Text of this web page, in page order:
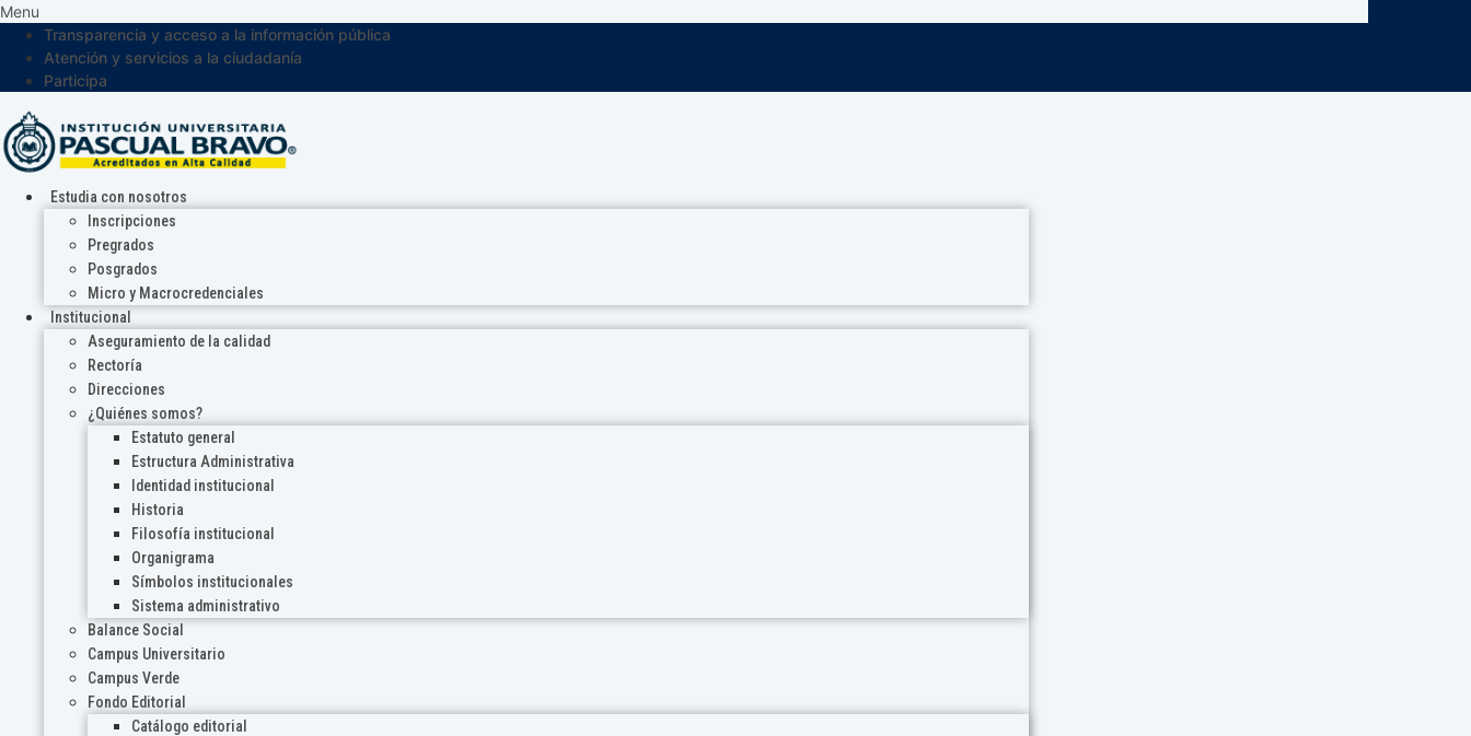
Menu
Transparencia y acceso a la información pública
Atención y servicios a la ciudadanía
Participa
Estudia con nosotros
Inscripciones
Pregrados
Posgrados
Micro y Macrocredenciales
Institucional
Aseguramiento de la calidad
Rectoría
Direcciones
¿Quiénes somos?
Estatuto general
Estructura Administrativa
Identidad institucional
Historia
Filosofía institucional
Organigrama
Símbolos institucionales
Sistema administrativo
Balance Social
Campus Universitario
Campus Verde
Fondo Editorial
Catálogo editorial